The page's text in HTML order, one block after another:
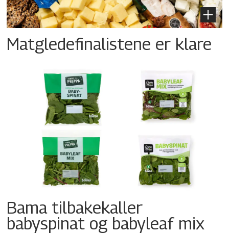
Matgledefinalistene er klare
Bama tilbakekaller
babyspinat og babyleaf mix